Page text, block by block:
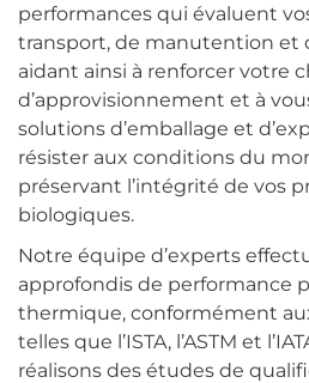
performances qui évaluent
transport, de manutention et
aidant ainsi à renforcer votre
d’approvisionnement et à
solutions d’emballage et
résister aux conditions du
préservant l’intégrité de vos
biologiques.
Notre équipe d’experts
approfondis de performance
thermique, conformément
telles que l’ISTA, l’ASTM et
réalisons des études de